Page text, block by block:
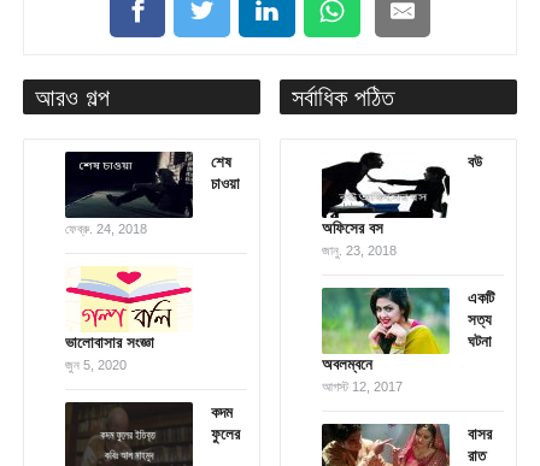
আরও গল্প
শেষ
চাওয়া
ফেব্রু. 24, 2018
ভালোবাসার সংজ্ঞা
জুন 5, 2020
কদম
ফুলের
সর্বাধিক পঠিত
বউ
অফিসের বস
জানু. 23, 2018
একটি
সত্য
ঘটনা
অবলম্বনে
আগস্ট 12, 2017
বাসর
রাত